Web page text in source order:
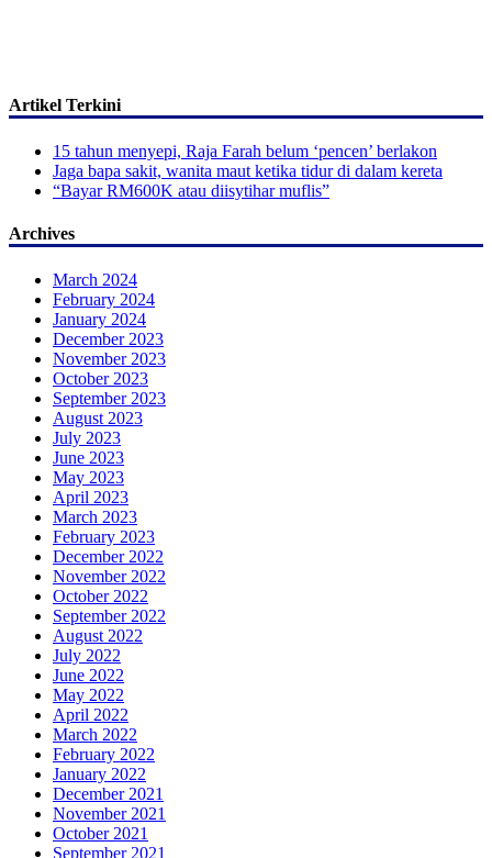
Artikel Terkini
15 tahun menyepi, Raja Farah belum ‘pencen’ berlakon
Jaga bapa sakit, wanita maut ketika tidur di dalam kereta
“Bayar RM600K atau diisytihar muflis”
Archives
March 2024
February 2024
January 2024
December 2023
November 2023
October 2023
September 2023
August 2023
July 2023
June 2023
May 2023
April 2023
March 2023
February 2023
December 2022
November 2022
October 2022
September 2022
August 2022
July 2022
June 2022
May 2022
April 2022
March 2022
February 2022
January 2022
December 2021
November 2021
October 2021
September 2021